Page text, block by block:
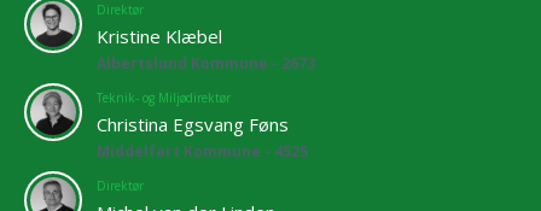
Direktør
Kristine Klæbel
Albertslund Kommune - 2673
Teknik- og Miljødirektør
Christina Egsvang Føns
Middelfart Kommune - 4525
Direktør